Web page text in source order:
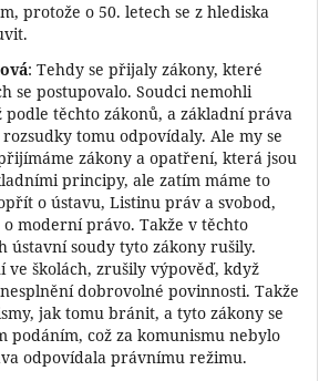
protože o 50. letech se z hlediska
: Tehdy se přijaly zákony, které
se postupovalo. Soudci nemohli
těchto zákonů, a základní práva
tomu odpovídaly. Ale my se
zákony a opatření, která jsou
principy, ale zatím máme to
o ústavu, Listinu práv a svobod,
moderní právo. Takže v těchto
ústavní soudy tyto zákony rušily.
školách, zrušily výpověď, když
dobrovolné povinnosti. Takže
jak tomu bránit, a tyto zákony se
podáním, což za komunismu nebylo
odpovídala právnímu režimu.